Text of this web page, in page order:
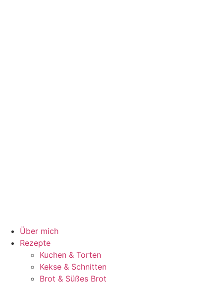
Über mich
Rezepte
Kuchen & Torten
Kekse & Schnitten
Brot & Süßes Brot